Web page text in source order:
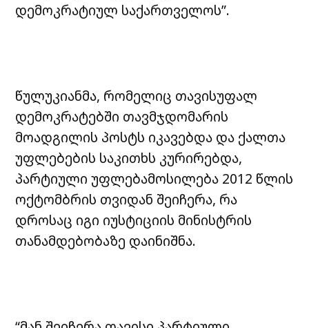
დემოკრატიულ საქართველოს”.
წულუკიანმა, რომელიც თავისუფალ
დემოკრატებში თავმჯდომარის
მოადგილის პოსტს იკავებდა და ქალთა
უფლებების საკითხს კურირებდა,
პარტიული უფლებამოსილება 2012 წლის
ოქტომბრის თვიდან შეიჩერა, რა
დროსაც იგი იუსტიციის მინისტრის
თანამდებობაზე დაინიშნა.